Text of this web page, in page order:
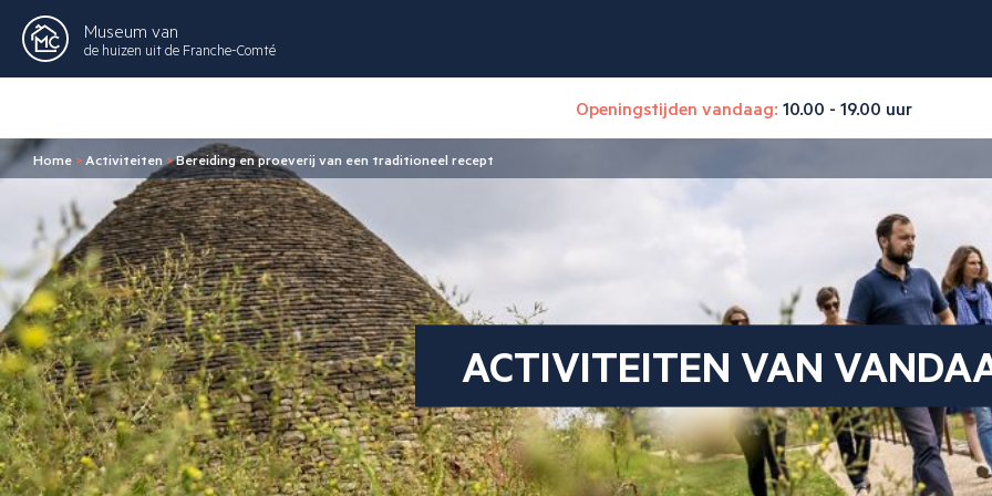
Museum van
de huizen uit de Franche-Comté
Openingstijden vandaag: 10.00 - 19.00 uur
Home > Activiteiten >Bereiding en proeverij van een traditioneel recept
ACTIVITEITEN VAN